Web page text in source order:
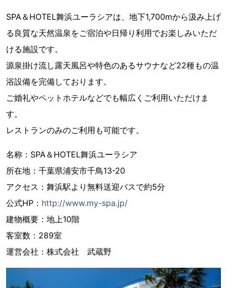
SPA＆HOTEL舞浜ユーラシアは、地下1,700mから汲み上げ
る良質な天然温泉をご宿泊や日帰り利用でお楽しみいただ
ける施設です。
源泉掛け流し露天風呂や特色のあるサウナなど22種もの温
浴設備を完備しております。
ご婚礼やペットホテルなどでも幅広くご利用いただけま
す。
レストランのみのご利用も可能です。
名称：SPA＆HOTEL舞浜ユーラシア
所在地：千葉県浦安市千鳥13-20
アクセス：舞浜駅より無料送迎バスで約5分
公式HP： http://www.my-spa.jp/
建物概要：地上10階
客室数：289室
運営会社：株式会社 武蔵野